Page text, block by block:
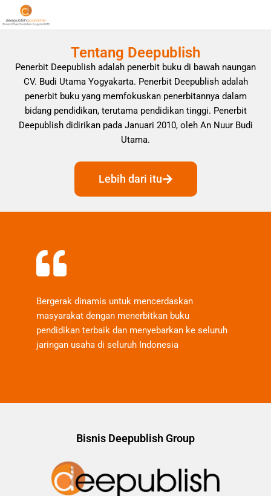
Tentang Deepublish
Penerbit Deepublish adalah penerbit buku di bawah naungan
CV. Budi Utama Yogyakarta. Penerbit Deepublish adalah
penerbit buku yang memfokuskan penerbitannya dalam
bidang pendidikan, terutama pendidikan tinggi. Penerbit
Deepublish didirikan pada Januari 2010, oleh An Nuur Budi
Utama.
Lebih dari itu
Bergerak dinamis untuk mencerdaskan
masyarakat dengan menerbitkan buku
pendidikan terbaik dan menyebarkan ke seluruh
jaringan usaha di seluruh Indonesia
Bisnis Deepublish Group